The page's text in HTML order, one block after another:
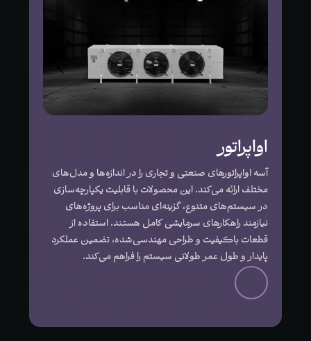
اواپراتور
آسه اواپراتورهای صنعتی و تجاری را در اندازه‌ها و مدل‌های
مختلف ارائه می‌کند. این محصولات با قابلیت یکپارچه‌سازی
در سیستم‌های متنوع، گزینه‌ای مناسب برای پروژه‌های
نیازمند راهکارهای سرمایشی کامل هستند. استفاده از
قطعات باکیفیت و طراحی مهندسی‌شده، تضمین عملکرد
پایدار و طول عمر طولانی سیستم را فراهم می‌کند.